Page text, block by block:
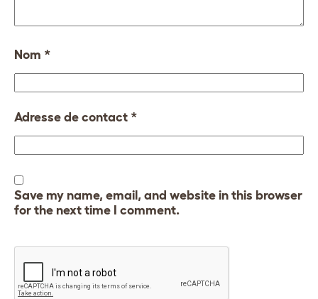
Nom *
Adresse de contact *
Save my name, email, and website in this browser
for the next time I comment.